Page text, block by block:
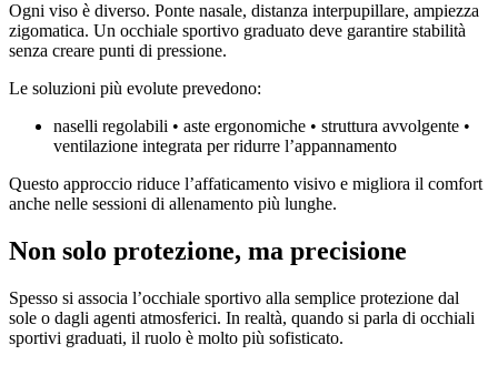
Ogni viso è diverso. Ponte nasale, distanza interpupillare, ampiezza
zigomatica. Un occhiale sportivo graduato deve garantire stabilità
senza creare punti di pressione.
Le soluzioni più evolute prevedono:
naselli regolabili • aste ergonomiche • struttura avvolgente •
ventilazione integrata per ridurre l’appannamento
Questo approccio riduce l’affaticamento visivo e migliora il comfort
anche nelle sessioni di allenamento più lunghe.
Non solo protezione, ma precisione
Spesso si associa l’occhiale sportivo alla semplice protezione dal
sole o dagli agenti atmosferici. In realtà, quando si parla di occhiali
sportivi graduati, il ruolo è molto più sofisticato.